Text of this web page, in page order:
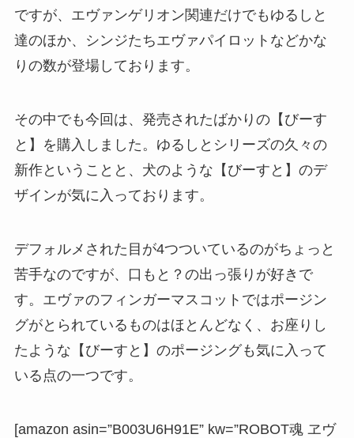
ですが、エヴァンゲリオン関連だけでもゆるしと
達のほか、シンジたちエヴァパイロットなどかな
りの数が登場しております。
その中でも今回は、発売されたばかりの【びーす
と】を購入しました。ゆるしとシリーズの久々の
新作ということと、犬のような【びーすと】のデ
ザインが気に入っております。
デフォルメされた目が4つついているのがちょっと
苦手なのですが、口もと？の出っ張りが好きで
す。エヴァのフィンガーマスコットではポージン
グがとられているものはほとんどなく、お座りし
たような【びーすと】のポージングも気に入って
いる点の一つです。
[amazon asin=”B003U6H91E” kw=”ROBOT魂 ヱヴ